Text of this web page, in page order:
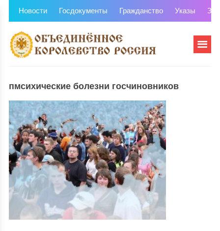
Новости Госдокументы Гражданство Указы
пмсихические болезни госчиновников